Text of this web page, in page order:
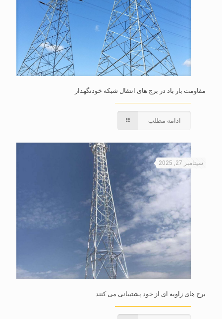
مقاومت بار باد در برج های انتقال شبکه خودنگهدار
ادامه مطلب
سپتامبر 27, 2025
برج های زاویه ای از خود پشتیبانی می کنند